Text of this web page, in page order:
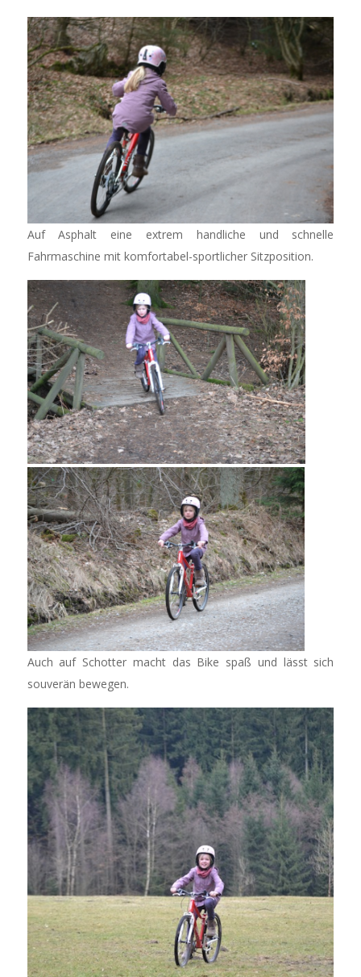
Auf Asphalt eine extrem handliche und schnelle
Fahrmaschine mit komfortabel-sportlicher Sitzposition.
Auch auf Schotter macht das Bike spaß und lässt sich
souverän bewegen.